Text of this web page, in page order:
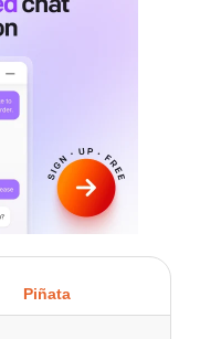
Piñata